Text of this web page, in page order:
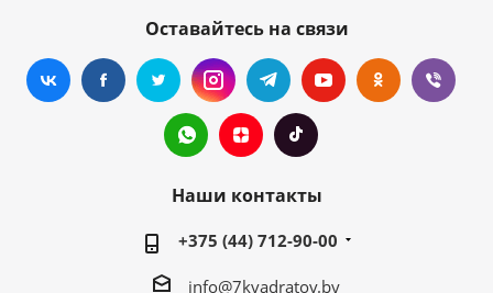
Оставайтесь на связи
Наши контакты
+375 (44) 712-90-00
info@7kvadratov.by